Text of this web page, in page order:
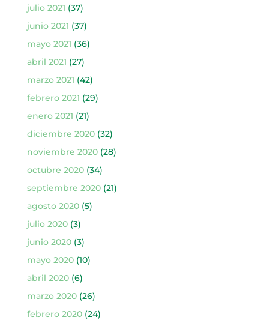
julio 2021 (37)
junio 2021 (37)
mayo 2021 (36)
abril 2021 (27)
marzo 2021 (42)
febrero 2021 (29)
enero 2021 (21)
diciembre 2020(32)
noviembre 2020(28)
octubre 2020(34)
septiembre 2020(21)
agosto 2020(5)
julio 2020(3)
junio 2020(3)
mayo 2020(10)
abril 2020(6)
marzo 2020(26)
febrero 2020(24)